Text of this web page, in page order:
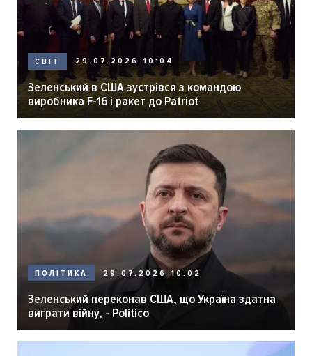
СВІТ 29.07.2026 10:04
Зеленський в США зустрівся з командою
виробника F-16 і ракет до Patriot
ПОЛІТИКА 29.07.2026 10:02
Зеленський переконав США, що Україна здатна
виграти війну, - Politico